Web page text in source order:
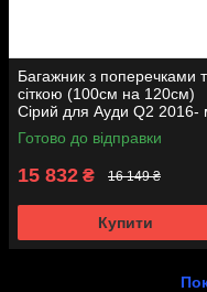
Багажник з поперечками
сіткою (100см на 120см)
Сірий для Ауди Q2 2016-
Готово до відправки
15 832 ₴ 16 149 ₴
Купити